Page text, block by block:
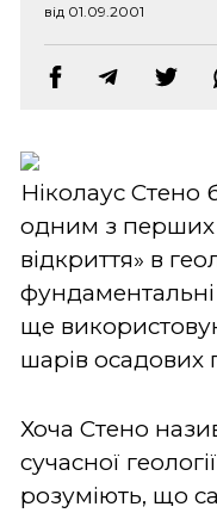
від 01.09.2001
Ніколаус Стено
одним з перших
відкриття» в
ще
шарів осадових
Хоча Стено
сучасної
розуміють, що